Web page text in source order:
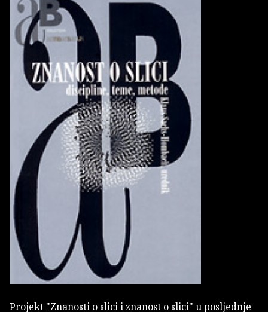
Projekt "Znanosti o slici i znanost o slici" u posljednje